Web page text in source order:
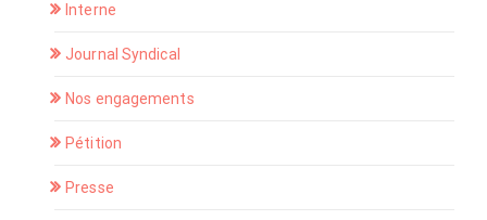
Interne
Journal Syndical
Nos engagements
Pétition
Presse